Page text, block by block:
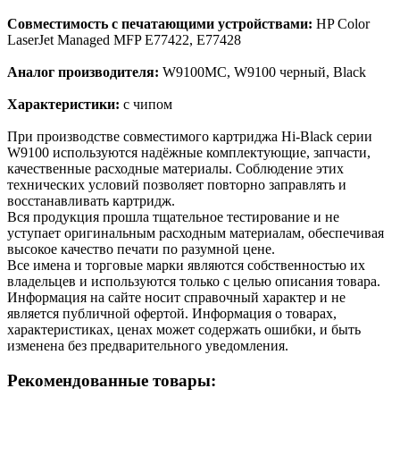
Совместимость с печатающими устройствами: HP Color
LaserJet Managed MFP E77422, E77428
Аналог производителя: W9100MC, W9100 черный, Black
Характеристики: с чипом
При производстве совместимого картриджа Hi-Black серии
W9100 используются надёжные комплектующие, запчасти,
качественные расходные материалы. Соблюдение этих
технических условий позволяет повторно заправлять и
восстанавливать картридж.
Вся продукция прошла тщательное тестирование и не
уступает оригинальным расходным материалам, обеспечивая
высокое качество печати по разумной цене.
Все имена и торговые марки являются собственностью их
владельцев и используются только с целью описания товара.
Информация на сайте носит справочный характер и не
является публичной офертой. Информация о товарах,
характеристиках, ценах может содержать ошибки, и быть
изменена без предварительного уведомления.
Рекомендованные товары: